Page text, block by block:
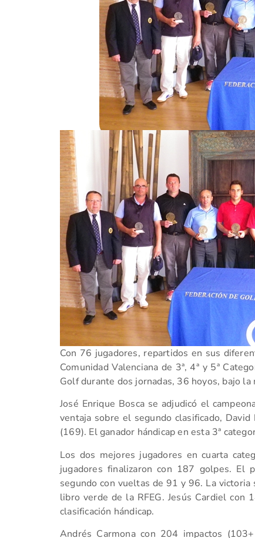
Con 76 jugadores, repartidos en sus
Comunidad Valenciana de 3ª, 4ª y 5ª
Golf durante dos jornadas, 36 hoyos, bajo
José Enrique Bosca se adjudicó el
ventaja sobre el segundo clasificado,
(169). El ganador hándicap en esta 3ª
Los dos mejores jugadores en cuarta
jugadores finalizaron con 187 golpes.
segundo con vueltas de 91 y 96. La
libro verde de la RFEG. Jesús Cardiel
clasificación hándicap.
Andrés Carmona con 204 impactos